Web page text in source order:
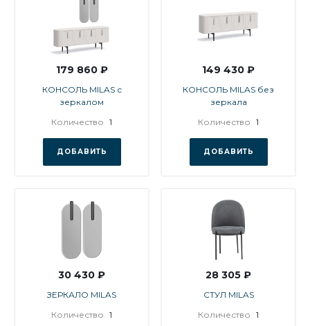
179 860 ₽
КОНСОЛЬ MILAS с
зеркалом
Количество 1
ДОБАВИТЬ
149 430 ₽
КОНСОЛЬ MILAS без
зеркала
Количество 1
ДОБАВИТЬ
30 430 ₽
ЗЕРКАЛО MILAS
Количество 1
28 305 ₽
СТУЛ MILAS
Количество 1